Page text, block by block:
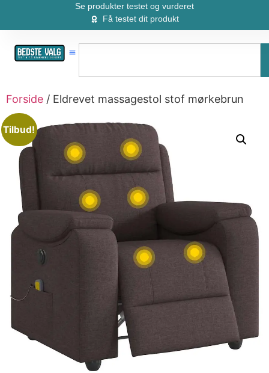
Se produkter testet og vurderet
Få testet dit produkt
Forside / Eldrevet massagestol stof mørkebrun
Tilbud!